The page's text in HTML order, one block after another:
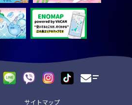
サイトマップ